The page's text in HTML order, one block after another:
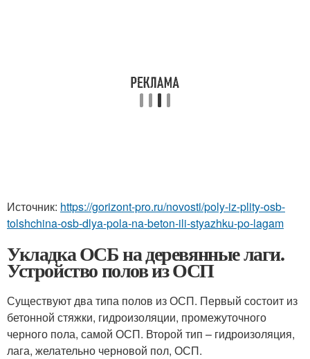
Источник: https://gorizont-pro.ru/novosti/poly-iz-plity-osb-
tolshchina-osb-dlya-pola-na-beton-ili-styazhku-po-lagam
Укладка ОСБ на деревянные лаги.
Устройство полов из ОСП
Существуют два типа полов из ОСП. Первый состоит из
бетонной стяжки, гидроизоляции, промежуточного
черного пола, самой ОСП. Второй тип – гидроизоляция,
лага, желательно черновой пол, ОСП.